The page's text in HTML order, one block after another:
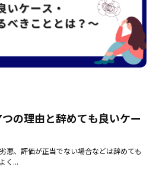
の理由と辞めても良いケー
悪、評価が正当でない場合などは辞めても
く...